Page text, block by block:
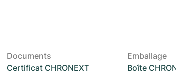
Documents
Certificat CHRONEXT
Emballage
Boîte